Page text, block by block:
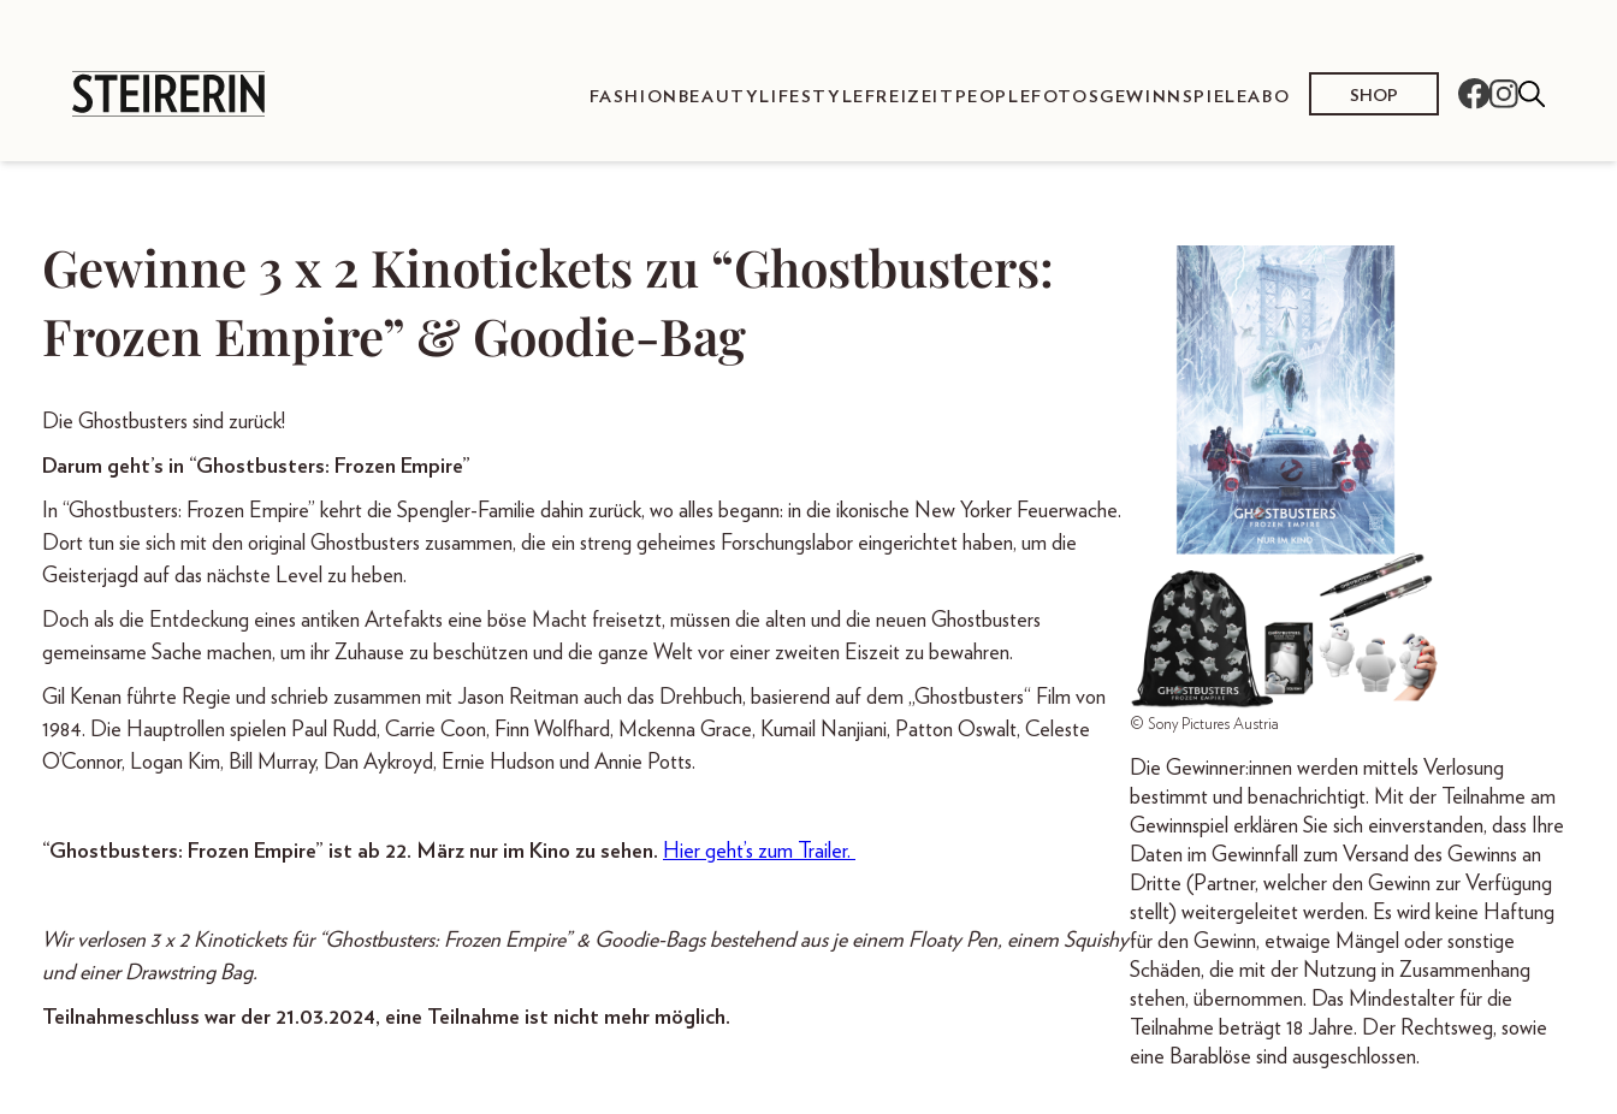
FASHION BEAUTY LIFESTYLE FREIZEIT PEOPLEFOTOS GEWINNSPIELEABO SHOP
Gewinne 3 x 2 Kinotickets zu “Ghostbusters:
Frozen Empire” & Goodie-Bag
Die Ghostbusters sind zurück!
Darum geht’s in “Ghostbusters: Frozen Empire”
In “Ghostbusters: Frozen Empire” kehrt die Spengler-Familie dahin zurück, wo alles begann: in die ikonische New Yorker Feuerwache.
Dort tun sie sich mit den original Ghostbusters zusammen, die ein streng geheimes Forschungslabor eingerichtet haben, um die
Geisterjagd auf das nächste Level zu heben.
Doch als die Entdeckung eines antiken Artefakts eine böse Macht freisetzt, müssen die alten und die neuen Ghostbusters
gemeinsame Sache machen, um ihr Zuhause zu beschützen und die ganze Welt vor einer zweiten Eiszeit zu bewahren.
Gil Kenan führte Regie und schrieb zusammen mit Jason Reitman auch das Drehbuch, basierend auf dem „Ghostbusters“ Film von
1984. Die Hauptrollen spielen Paul Rudd, Carrie Coon, Finn Wolfhard, Mckenna Grace, Kumail Nanjiani, Patton Oswalt, Celeste
O’Connor, Logan Kim, Bill Murray, Dan Aykroyd, Ernie Hudson und Annie Potts.
“Ghostbusters: Frozen Empire” ist ab 22. März nur im Kino zu sehen. Hier geht’s zum Trailer.
Wir verlosen 3 x 2 Kinotickets für “Ghostbusters: Frozen Empire” & Goodie-Bags bestehend aus je einem Floaty Pen, einem Squishy
und einer Drawstring Bag.
Teilnahmeschluss war der 21.03.2024, eine Teilnahme ist nicht mehr möglich.
© Sony Pictures Austria
Die Gewinner:innen werden mittels Verlosung
bestimmt und benachrichtigt. Mit der Teilnahme am
Gewinnspiel erklären Sie sich einverstanden, dass Ihre
Daten im Gewinnfall zum Versand des Gewinns an
Dritte (Partner, welcher den Gewinn zur Verfügung
stellt) weitergeleitet werden. Es wird keine Haftung
für den Gewinn, etwaige Mängel oder sonstige
Schäden, die mit der Nutzung in Zusammenhang
stehen, übernommen. Das Mindestalter für die
Teilnahme beträgt 18 Jahre. Der Rechtsweg, sowie
eine Barablöse sind ausgeschlossen.